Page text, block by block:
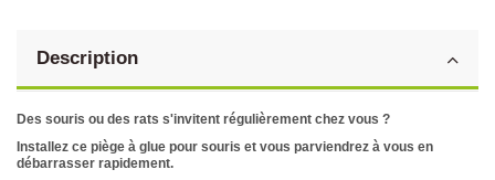
Description
Des souris ou des rats s'invitent régulièrement chez vous ?
Installez ce piège à glue pour souris et vous parviendrez à vous en
débarrasser rapidement.